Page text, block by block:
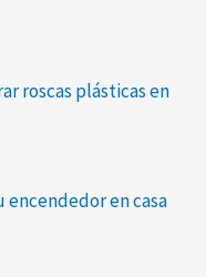
roscas plásticas en
encendedor en casa